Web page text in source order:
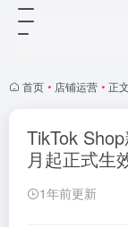
首页 • 店铺运营 • 正文
TikTok
月起正式生
1年前更新